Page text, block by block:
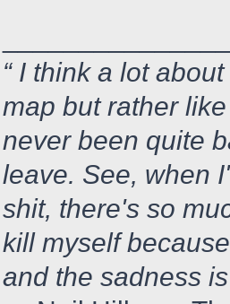
“ I think a lot
map but rather
never been quite
leave. See, when
shit, there's so
kill myself
and the sadness